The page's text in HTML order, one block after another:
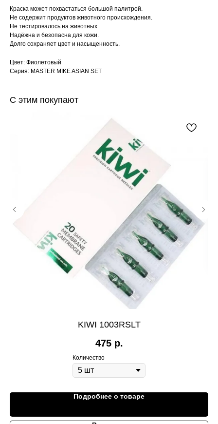
Краска может похвастаться большой палитрой.
Не содержит продуктов животного происхождения.
Не тестировалось на животных.
Надёжна и безопасна для кожи.
Долго сохраняет цвет и насыщенность.
Цвет: Фиолетовый
Серия: MASTER MIKE ASIAN SET
С этим покупают
KIWI 1003RSLT
475 р.
Количество
Подробнее о товаре